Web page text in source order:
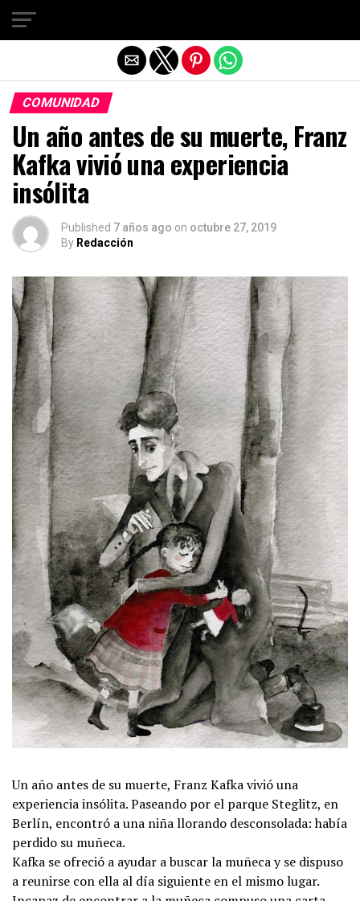
COMUNIDAD
Un año antes de su muerte, Franz
Kafka vivió una experiencia
insólita
Published 7 años ago on octubre 27, 2019
By Redacción
Un año antes de su muerte, Franz Kafka vivió una
experiencia insólita. Paseando por el parque Steglitz, en
Berlín, encontró a una niña llorando desconsolada: había
perdido su muñeca.
Kafka se ofreció a ayudar a buscar la muñeca y se dispuso
a reunirse con ella al día siguiente en el mismo lugar.